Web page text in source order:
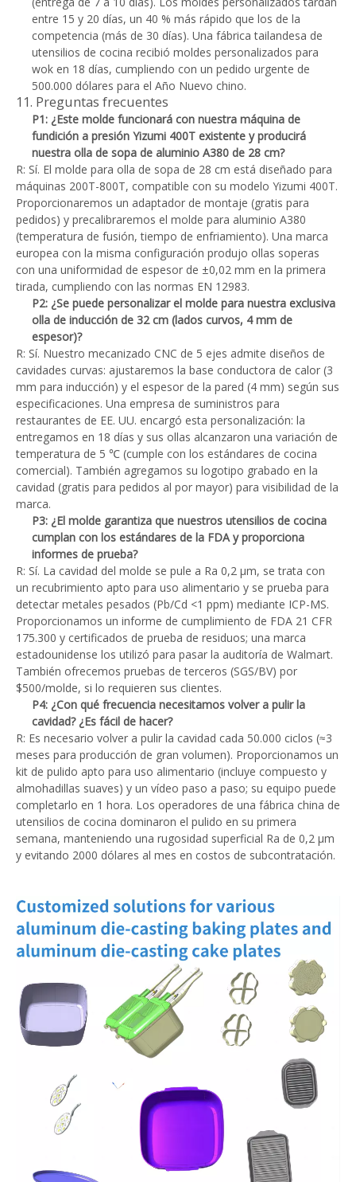
entre 15 y 20 días, un 40 % más rápido que los de la
competencia (más de 30 días). Una fábrica tailandesa de
utensilios de cocina recibió moldes personalizados para
wok en 18 días, cumpliendo con un pedido urgente de
500.000 dólares para el Año Nuevo chino.
11. Preguntas frecuentes
P1: ¿Este molde funcionará con nuestra máquina de
fundición a presión Yizumi 400T existente y producirá
nuestra olla de sopa de aluminio A380 de 28 cm?
R: Sí. El molde para olla de sopa de 28 cm está diseñado para
máquinas 200T-800T, compatible con su modelo Yizumi 400T.
Proporcionaremos un adaptador de montaje (gratis para
pedidos) y precalibraremos el molde para aluminio A380
(temperatura de fusión, tiempo de enfriamiento). Una marca
europea con la misma configuración produjo ollas soperas
con una uniformidad de espesor de ±0,02 mm en la primera
tirada, cumpliendo con las normas EN 12983.
P2: ¿Se puede personalizar el molde para nuestra exclusiva
olla de inducción de 32 cm (lados curvos, 4 mm de
espesor)?
R: Sí. Nuestro mecanizado CNC de 5 ejes admite diseños de
cavidades curvas: ajustaremos la base conductora de calor (3
mm para inducción) y el espesor de la pared (4 mm) según sus
especificaciones. Una empresa de suministros para
restaurantes de EE. UU. encargó esta personalización: la
entregamos en 18 días y sus ollas alcanzaron una variación de
temperatura de 5 ℃ (cumple con los estándares de cocina
comercial). También agregamos su logotipo grabado en la
cavidad (gratis para pedidos al por mayor) para visibilidad de la
marca.
P3: ¿El molde garantiza que nuestros utensilios de cocina
cumplan con los estándares de la FDA y proporciona
informes de prueba?
R: Sí. La cavidad del molde se pule a Ra 0,2 μm, se trata con
un recubrimiento apto para uso alimentario y se prueba para
detectar metales pesados ​​(Pb/Cd <1 ppm) mediante ICP-MS.
Proporcionamos un informe de cumplimiento de FDA 21 CFR
175.300 y certificados de prueba de residuos; una marca
estadounidense los utilizó para pasar la auditoría de Walmart.
También ofrecemos pruebas de terceros (SGS/BV) por
$500/molde, si lo requieren sus clientes.
P4: ¿Con qué frecuencia necesitamos volver a pulir la
cavidad? ¿Es fácil de hacer?
R: Es necesario volver a pulir la cavidad cada 50.000 ciclos (≈3
meses para producción de gran volumen). Proporcionamos un
kit de pulido apto para uso alimentario (incluye compuesto y
almohadillas suaves) y un vídeo paso a paso; su equipo puede
completarlo en 1 hora. Los operadores de una fábrica china de
utensilios de cocina dominaron el pulido en su primera
semana, manteniendo una rugosidad superficial Ra de 0,2 μm
y evitando 2000 dólares al mes en costos de subcontratación.